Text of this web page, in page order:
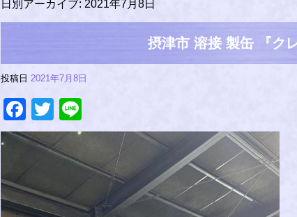
日別アーカイブ: 2021年7月8日
摂津市 溶接 製缶 『クレ
投稿日 2021年7月8日
Facebook
Twitter